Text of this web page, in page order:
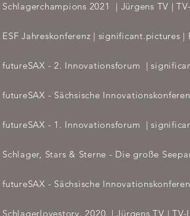
Schlagerchampions 2021 | Jürgens TV |
ESF Jahreskonferenz | significant.pictures
futureSAX - 2. Innovationsforum |
futureSAX - Sächsische
futureSAX - 1. Innovationsforum |
Schlager, Stars & Sterne - Die große
futureSAX - Sächsische
Schlagerlovestory. 2020 | Jürgens TV | TV-